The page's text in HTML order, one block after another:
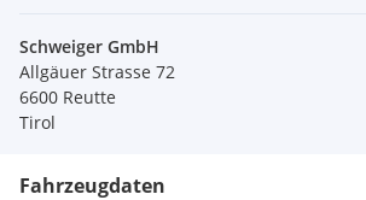
Schweiger GmbH
Allgäuer Strasse 72
6600 Reutte
Tirol
Fahrzeugdaten